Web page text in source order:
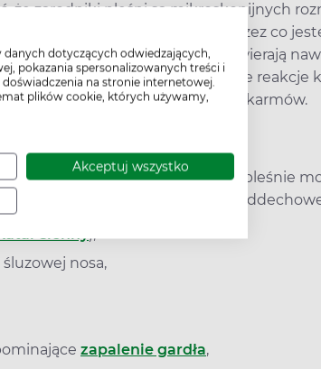
danych dotyczących odwiedzających,
pokazania spersonalizowanych treści i
na stronie internetowej.
plików cookie, których używamy,
Akceptuj wszystko
że zarodniki pleśni są mikroskopijnych
się często w kurzu domowym, przez co
Niektóre gatunki grzybów zawierają
objawy, mogą wystąpić także reakcje
z innych substancji czy pokarmów.
objawy alergii na grzyby i pleśnie
występują objawy z układu
sienny ),
nosa,
zapalenie gardła,